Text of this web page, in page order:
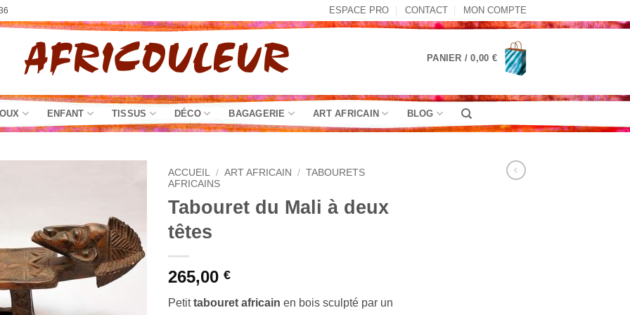
ESPACE PRO CONTACT MON COMPTE
PANIER /0,00 €
ENFANT TISSUS DÉCO BAGAGERIE ART AFRICAIN BLOG
ACCUEIL / ART AFRICAIN / TABOURETS
AFRICAINS
Tabouret du Mali à deux
têtes
265,00 €
Petittabouret africain en bois sculpté par un